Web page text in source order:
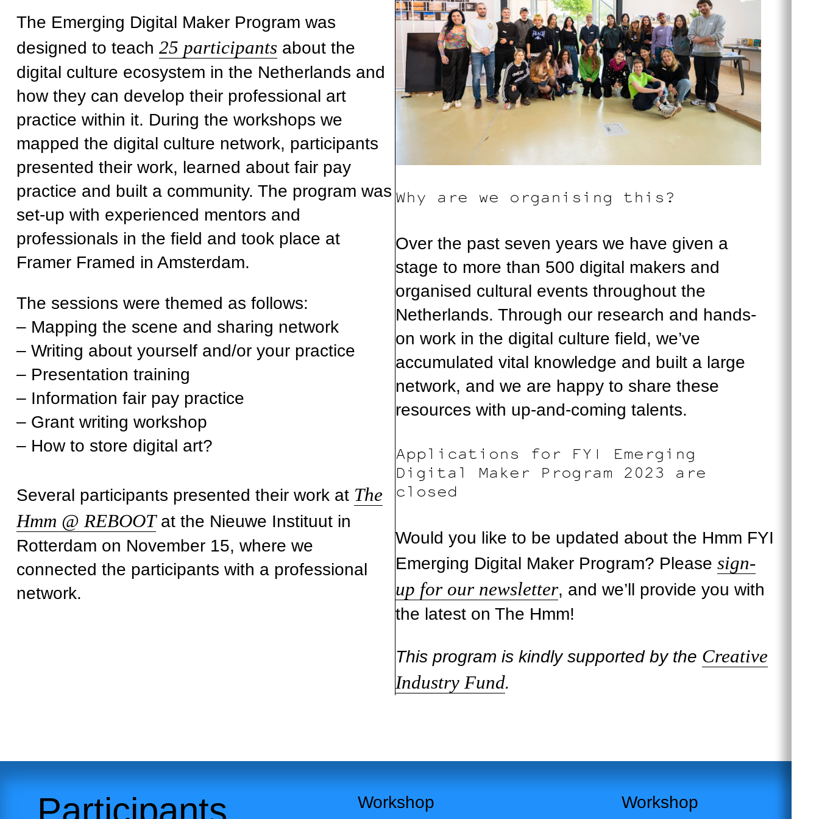
The Emerging Digital Maker Program was
designed to teach 25 participants about the
digital culture ecosystem in the Netherlands and
how they can develop their professional art
practice within it. During the workshops we
mapped the digital culture network, participants
presented their work, learned about fair pay
practice and built a community. The program was
set-up with experienced mentors and
professionals in the field and took place at
Framer Framed in Amsterdam.
The sessions were themed as follows:
– Mapping the scene and sharing network
– Writing about yourself and/or your practice
– Presentation training
– Information fair pay practice
– Grant writing workshop
– How to store digital art?
Several participants presented their work at The
Hmm @ REBOOTat the Nieuwe Instituut in
Rotterdam on November 15, where we
connected the participants with a professional
network.
Why are we organising this?
Over the past seven years we have given a
stage to more than 500 digital makers and
organised cultural events throughout the
Netherlands. Through our research and hands-
on work in the digital culture field, we’ve
accumulated vital knowledge and built a large
network, and we are happy to share these
resources with up-and-coming talents.
Applications for FYI Emerging
Digital Maker Program 2023 are
closed
Would you like to be updated about the Hmm FYI
Emerging Digital Maker Program? Pleasesign-
up for our newsletter, and we’ll provide you with
the latest on The Hmm!
This program is kindly supported by the Creative
Industry Fund.
Participants
Workshop Workshop